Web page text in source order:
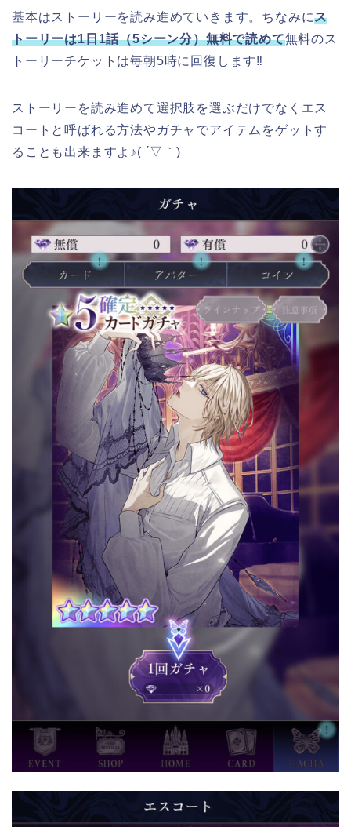
基本はストーリーを読み進めていきます。ちなみにス
トーリーは1日1話（5シーン分）無料で読めて無料のス
トーリーチケットは毎朝5時に回復します‼︎
ストーリーを読み進めて選択肢を選ぶだけでなくエス
コートと呼ばれる方法やガチャでアイテムをゲットす
ることも出来ますよ♪( ´▽｀)